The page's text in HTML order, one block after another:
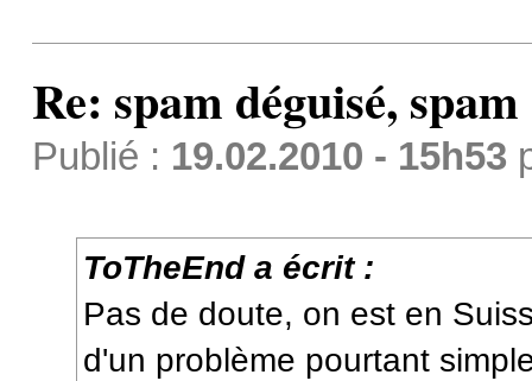
Re: spam déguisé,
Publié : 19.02.2010 - 15h53
ToTheEnd a écrit :
Pas de doute, on est en
d'un problème pourtant